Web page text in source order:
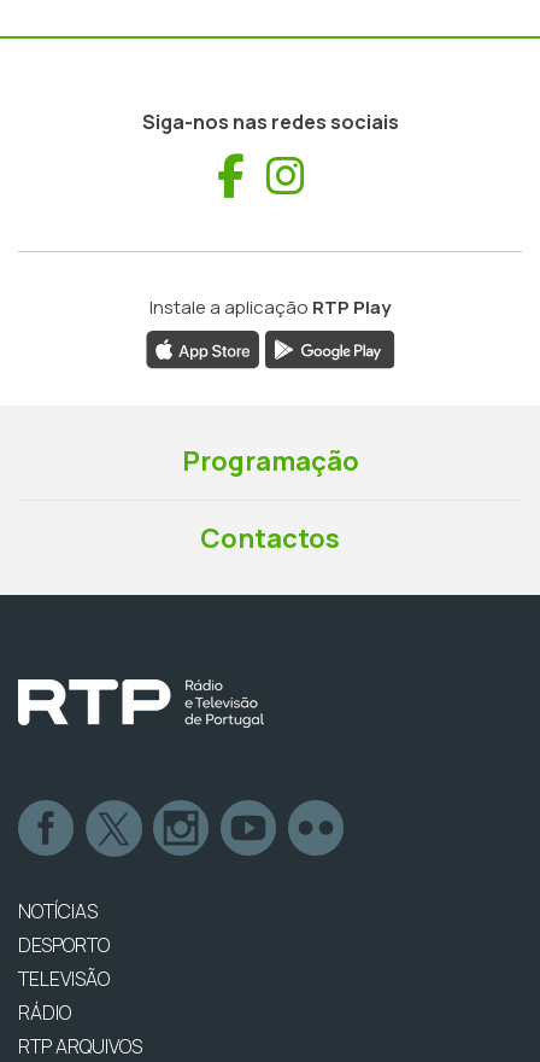
Siga-nos nas redes sociais
Facebook
Instale a aplicação RTP Play
Programação
Contactos
NOTÍCIAS
DESPORTO
TELEVISÃO
RÁDIO
RTP ARQUIVOS